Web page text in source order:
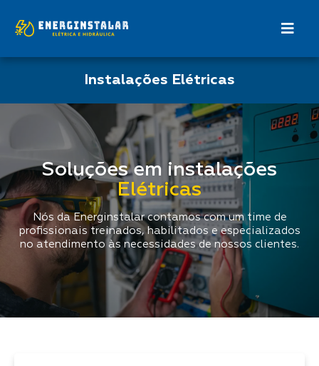
Instalações Elétricas
Soluções em instalações
Elétricas
Nós da Energinstalar contamos com um time de
profissionais treinados, habilitados e especializados
no atendimento às necessidades de nossos clientes.